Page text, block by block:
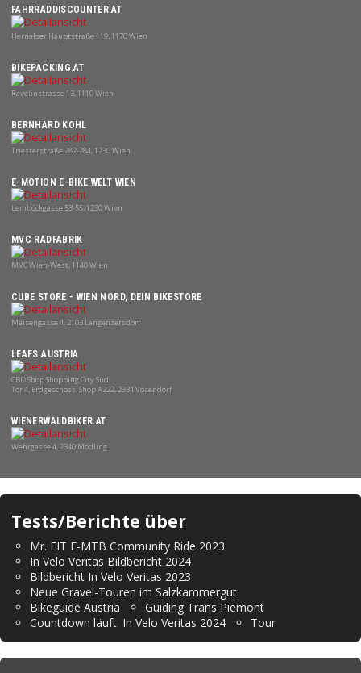
FAHRRADDISCOUNTER.AT
Hernalser Hauptstraße 119, 1170 Wien
BIKEPACKING.AT
Ravelinstrasse 13, 1110 Wien
BERNHARD KOHL
Triesterstraße 282-284, 1230 Wien
E-MOTION E-BIKE WELT WIEN
Lemböckgasse 53-55, 1230 Wien
MVC RADFABRIK
MVC Wien-West, 1140 Wien
CUBE STORE - WIEN NORD, DEIN BIKESTORE
Meisengasse 4, 2103 Langenzersdorf
LEAFS AUSTRIA
CBD Shop Shopping City Süd
Tor 4, Erdgeschoss, Shop A222, 2334 Vösendorf
WIENERWALDBIKER.AT
Wehrgasse 4, 2340 Mödling
Tests/Berichte über
Mr. EIT E-MTB Community Ride 2023
In Velo Veritas Bildbericht 2024
Bildbericht In Velo Veritas 2023
Neue Gravel-Touren im Salzkammergut
Bikeguide Austria
Guiding Trans Piemont
Countdown läuft: In Velo Veritas 2024
Tour